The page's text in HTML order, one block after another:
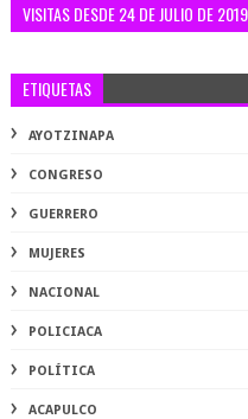
VISITAS DESDE 24 DE JULIO DE 2019
ETIQUETAS
AYOTZINAPA
CONGRESO
GUERRERO
MUJERES
NACIONAL
POLICIACA
POLÍTICA
ACAPULCO